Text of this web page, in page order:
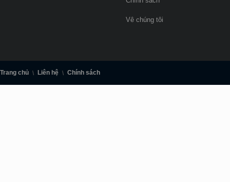
Vê chúng tôi
Trang chủ Liên hệ Chính sách